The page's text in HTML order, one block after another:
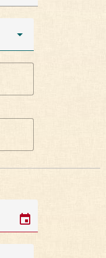
event